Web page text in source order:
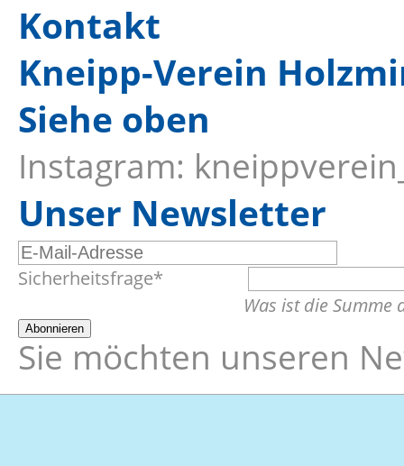
Kontakt
Kneipp-Verein
Siehe oben
Instagram:
Unser Newsletter
E-
Mail-
Pflichtfeld
Sicherheitsfrage*
Was ist die Summe
Abonnieren
Sie möchten unseren